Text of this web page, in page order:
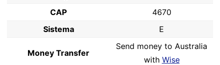
CAP
4670
Sistema
E
Money Transfer
Send money to Australia
with Wise